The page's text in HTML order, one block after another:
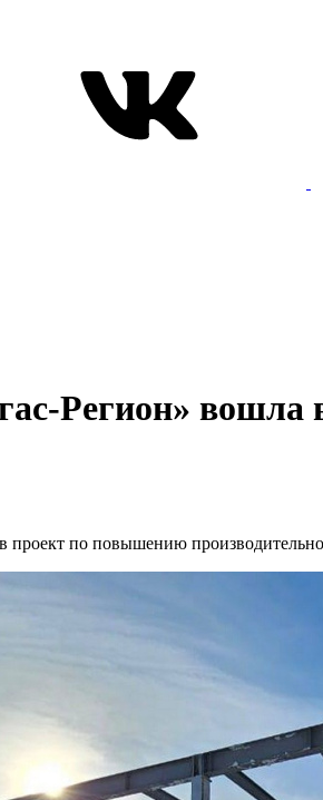
Регион» вошла
проект по повышению